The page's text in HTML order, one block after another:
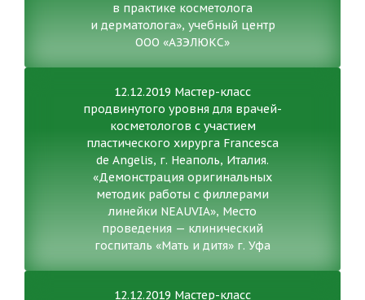
в практике косметолога
и дерматолога», учебный центр
ООО «АЗЭЛЮКС»
12.12.2019 Мастер-класс
продвинутого уровня для врачей-
косметологов с участием
пластического хирурга Francesca
de Angelis, г. Неаполь, Италия.
«Демонстрация оригинальных
методик работы с филлерами
линейки NEAUVIA», Место
проведения — клинический
госпиталь «Мать и дитя» г. Уфа
12.12.2019 Мастер-класс